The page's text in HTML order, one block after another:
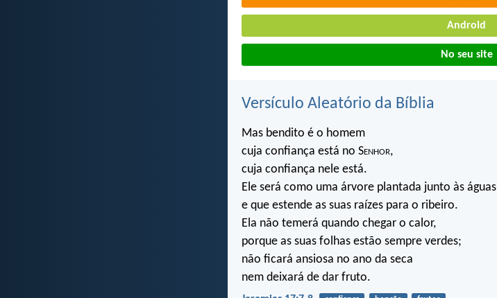
Android
No seu site
Versículo Aleatório da Bíblia
Mas bendito é o homem
cuja confiança está no Senhor,
cuja confiança nele está.
Ele será como uma árvore plantada junto às águas
e que estende as suas raízes para o ribeiro.
Ela não temerá quando chegar o calor,
porque as suas folhas estão sempre verdes;
não ficará ansiosa no ano da seca
nem deixará de dar fruto.